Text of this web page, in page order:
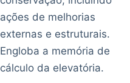
ações de melhorias
externas e estruturais.
Engloba a memória de
cálculo da elevatória.